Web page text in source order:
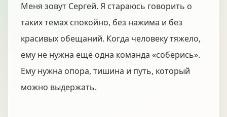
Меня зовут Сергей. Я стараюсь говорить о
таких темах спокойно, без нажима и без
красивых обещаний. Когда человеку тяжело,
ему не нужна ещё одна команда «соберись».
Ему нужна опора, тишина и путь, который
можно выдержать.